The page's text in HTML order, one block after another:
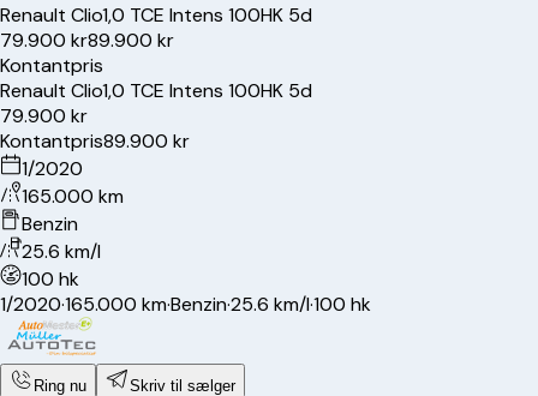
Renault Clio1,0 TCE Intens 100HK 5d
79.900 kr89.900 kr
Kontantpris
Renault Clio1,0 TCE Intens 100HK 5d
79.900 kr
Kontantpris89.900 kr
1/2020
165.000 km
Benzin
25.6 km/l
100 hk
1/2020·165.000 km·Benzin·25.6 km/l·100 hk
Ring nu Skriv til sælger